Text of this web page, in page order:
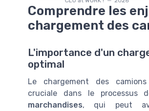
Comprendre les
chargement des
L'importance d'un
optimal
Le chargement des
cruciale dans le processus
marchandises, qui peut